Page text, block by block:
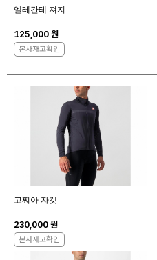
엘레간테 져지
125,000 원
본사재고확인
고찌아 자켓
230,000 원
본사재고확인